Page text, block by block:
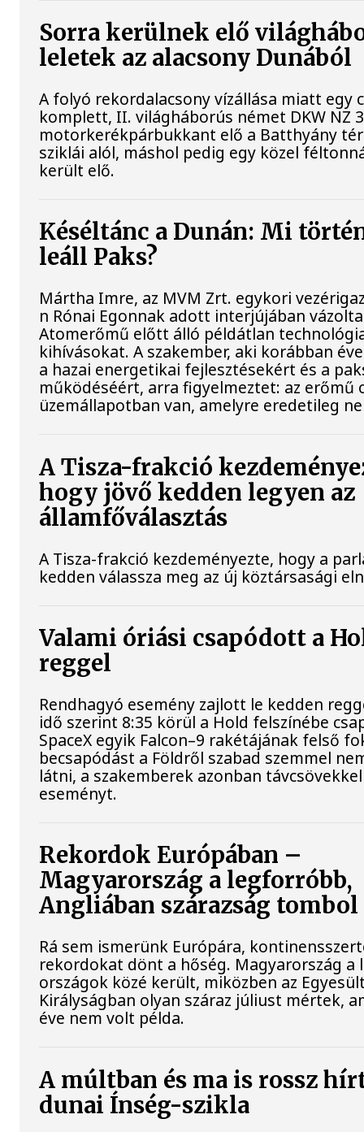
Sorra kerülnek elő
leletek az alacsony Dunából
A folyó rekordalacsony vízállása miatt egy
komplett, II. világháborús német DKW NZ
motorkerékpárbukkant elő a Batthyány
sziklái alól, máshol pedig egy közel
került elő.
Késéltánc a Dunán: Mi
leáll Paks?
Mártha Imre, az MVM Zrt. egykori
n Rónai Egonnak adott interjújában
Atomerőmű előtt álló példátlan
kihívásokat. A szakember, aki korábban
a hazai energetikai fejlesztésekért és a
működéséért, arra figyelmeztet: az erőmű
üzemállapotban van, amelyre eredetileg
A Tisza-frakció
hogy jövő kedden legyen az
államfőválasztás
A Tisza-frakció kezdeményezte, hogy a
kedden válassza meg az új köztársasági
Valami óriási csapódott a
reggel
Rendhagyó esemény zajlott le kedden
idő szerint 8:35 körül a Hold felszínébe
SpaceX egyik Falcon–9 rakétájának felső
becsapódást a Földről szabad szemmel
látni, a szakemberek azonban
eseményt.
Rekordok Európában –
Magyarország a legforróbb,
Angliában szárazság tombol
Rá sem ismerünk Európára,
rekordokat dönt a hőség. Magyarország
országok közé került, miközben az
Királyságban olyan száraz júliust mértek,
éve nem volt példa.
A múltban és ma is rossz
dunai Ínség-szikla